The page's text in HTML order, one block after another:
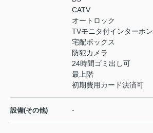
CATV
オートロック
TVモニタ付インターホン
宅配ボックス
防犯カメラ
24時間ゴミ出し可
最上階
初期費用カード決済可
設備(その他) -